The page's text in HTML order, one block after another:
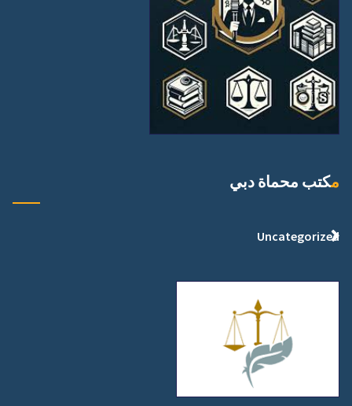
مكتب محماة دبي
Uncategorized